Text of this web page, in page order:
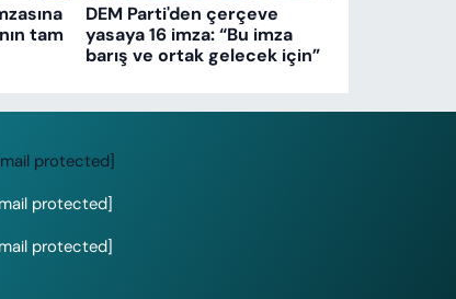
tam
DEM Parti'den çerçeve
yasaya 16 imza: “Bu imza
barış ve ortak gelecek için”
protected]
protected]
protected]